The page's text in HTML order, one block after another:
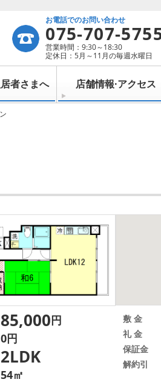
お電話でのお問い合わせ
075-707-
営業時間：9:30～18:30
定休日：5月～11月の毎週水曜日
者さまへ 店舗情報·アクセス
85,000円
0円
2LDK
54㎡
敷 金
礼 金
保証金
解約引